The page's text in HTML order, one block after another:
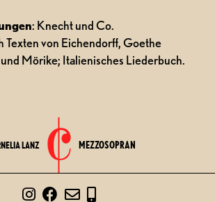
: Knecht und Co.
Texten von Eichendorff, Goethe
Mörike; Italienisches Liederbuch.
LANZ MEZZOSOPRAN